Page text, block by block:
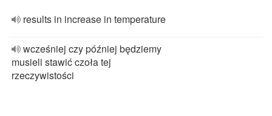
results in increase in temperature
wcześniej czy później będziemy
musieli stawić czoła tej
rzeczywistości